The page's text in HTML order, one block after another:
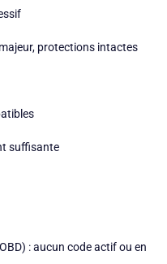
protections intactes
suffisante
: aucun code actif ou en